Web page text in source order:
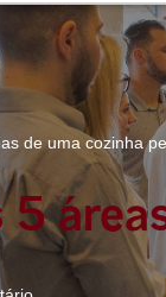
de uma cozinha
5